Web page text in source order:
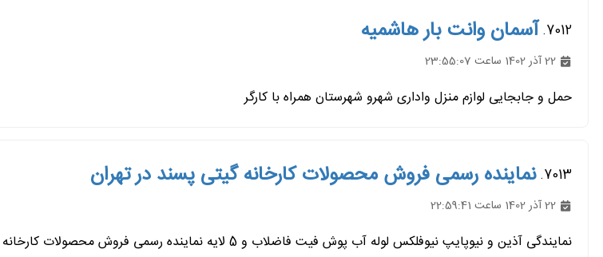
7012. آسمان وانت بار هاشمیه
حمل و جابجایی لوازم منزل واداری شهرو شهرستان همراه با کارگر
7013. نماینده رسمی فروش محصولات کارخانه گیتی پسند در تهران
نمایندگی آذین و نیوپایپ نیوفلکس لوله آب پوش فیت فاضلاب و 5 لایه نماینده رسمی فروش محصولات کارخانه گیتی پسند در...